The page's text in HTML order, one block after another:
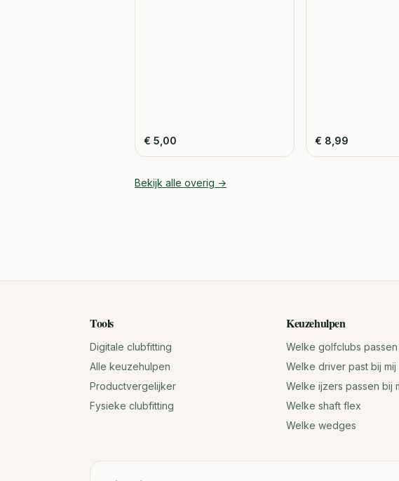
€ 5,00 € 8,99
Bekijk alle overig →
Tools
Digitale clubfitting
Alle keuzehulpen
Productvergelijker
Fysieke clubfitting
Keuzehulpen
Welke golfclubs passen
Welke driver past bij mij
Welke ijzers passen bij
Welke shaft flex
Welke wedges